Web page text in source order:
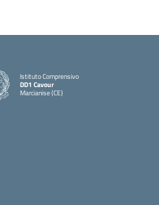
Istituto Comprensivo
DD1 Cavour
Marcianise (CE)